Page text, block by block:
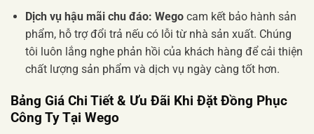
Dịch vụ hậu mãi chu đáo: Wegocam kết bảo hành sản
phẩm, hỗ trợ đổi trả nếu có lỗi từ nhà sản xuất. Chúng
tôi luôn lắng nghe phản hồi của khách hàng để cải thiện
chất lượng sản phẩm và dịch vụ ngày càng tốt hơn.
Bảng Giá Chi Tiết & Ưu Đãi Khi Đặt Đồng Phục
Công Ty Tại Wego